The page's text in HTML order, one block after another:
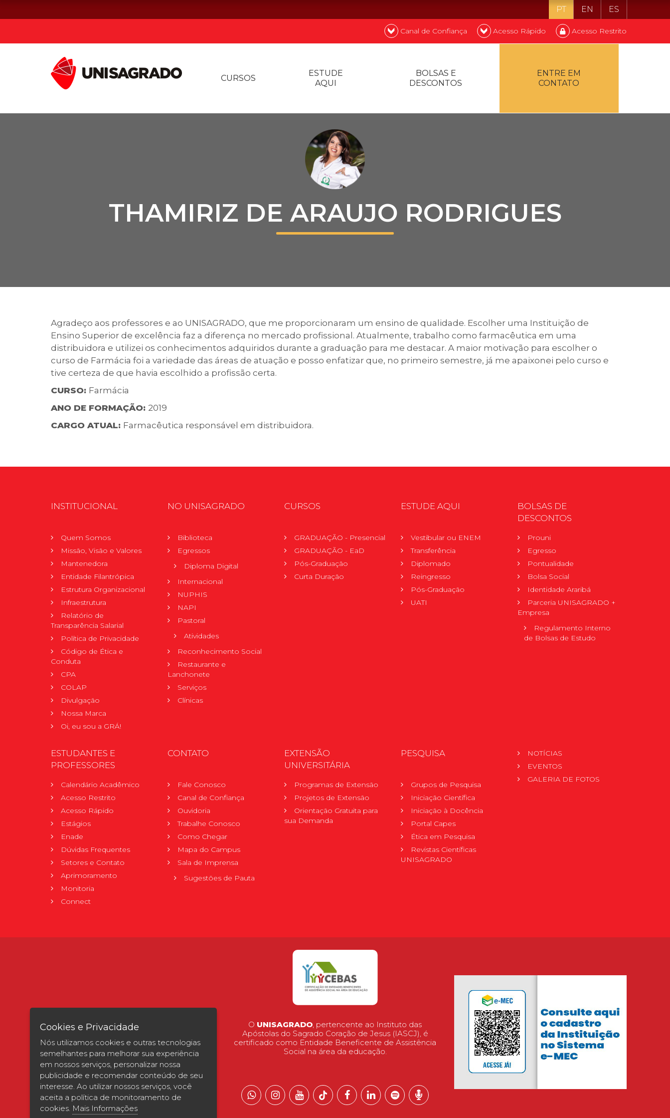
Graduação
Reingresso
Desconto de pontualidade
Biblioteca
Contatos
UATI
PT EN ES
Canal de Confiança Acesso Rápido Acesso Restrito
CURSOS
ESTUDE
AQUI
BOLSAS E
DESCONTOS
ENTRE EM
CONTATO
THAMIRIZ DE ARAUJO RODRIGUES
Agradeço aos professores e ao UNISAGRADO, que me proporcionaram um ensino de qualidade. Escolher uma Instituição de
Ensino Superior de excelência faz a diferença no mercado profissional. Atualmente, trabalho como farmacêutica em uma
distribuidora e utilizei os conhecimentos adquiridos durante a graduação para me destacar. A maior motivação para escolher o
curso de Farmácia foi a variedade das áreas de atuação e posso enfatizar que, no primeiro semestre, já me apaixonei pelo curso e
tive certeza de que havia escolhido a profissão certa.
CURSO: Farmácia
ANO DE FORMAÇÃO: 2019
CARGO ATUAL: Farmacêutica responsável em distribuidora.
INSTITUCIONAL
Quem Somos
Missão, Visão e Valores
Mantenedora
Entidade Filantrópica
Estrutura Organizacional
Infraestrutura
Relatório de
Transparência Salarial
Política de Privacidade
Código de Ética e
Conduta
CPA
COLAP
Divulgação
Nossa Marca
Oi, eu sou a GRÁ!
NO UNISAGRADO
Biblioteca
Egressos
Diploma Digital
Internacional
NUPHIS
NAPI
Pastoral
Atividades
Reconhecimento Social
Restaurante e
Lanchonete
Serviços
Clínicas
CURSOS
GRADUAÇÃO - Presencial
GRADUAÇÃO - EaD
Pós-Graduação
Curta Duração
ESTUDE AQUI
Vestibular ou ENEM
Transferência
Diplomado
Reingresso
Pós-Graduação
UATI
BOLSAS DE
DESCONTOS
Prouni
Egresso
Pontualidade
Bolsa Social
Identidade Araribá
Parceria UNISAGRADO +
Empresa
Regulamento Interno
de Bolsas de Estudo
ESTUDANTES E
PROFESSORES
Calendário Acadêmico
Acesso Restrito
Acesso Rápido
Estágios
Enade
Dúvidas Frequentes
Setores e Contato
Aprimoramento
Monitoria
Connect
CONTATO
Fale Conosco
Canal de Confiança
Ouvidoria
Trabalhe Conosco
Como Chegar
Mapa do Campus
Sala de Imprensa
Sugestões de Pauta
EXTENSÃO
UNIVERSITÁRIA
Programas de Extensão
Projetos de Extensão
Orientação Gratuita para
sua Demanda
PESQUISA
Grupos de Pesquisa
Iniciação Científica
Iniciação à Docência
Portal Capes
Ética em Pesquisa
Revistas Científicas
UNISAGRADO
NOTÍCIAS
EVENTOS
GALERIA DE FOTOS
Verificada por
O UNISAGRADO, pertencente ao Instituto das
Apóstolas do Sagrado Coração de Jesus (IASCJ), é
certificado como Entidade Beneficente de Assistência
Social na área da educação.
Cookies e Privacidade
Nós utilizamos cookies e outras tecnologias
semelhantes para melhorar sua experiência
em nossos serviços, personalizar nossa
publicidade e recomendar conteúdo de seu
interesse. Ao utilizar nossos serviços, você
aceita a política de monitoramento de
cookies. Mais Informações